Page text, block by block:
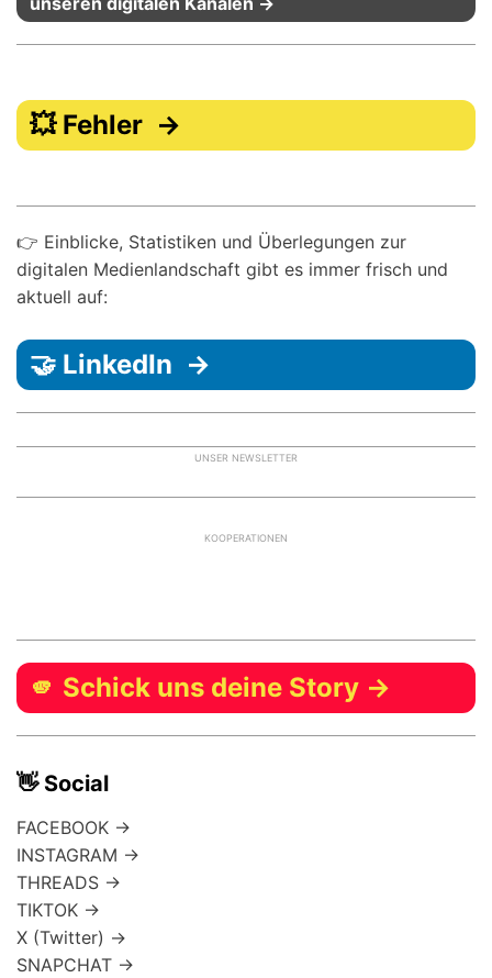
💥 Fehler →
👉 Einblicke, Statistiken und Überlegungen zur
digitalen Medienlandschaft gibt es immer frisch und
aktuell auf:
🤝 LinkedIn →
UNSER NEWSLETTER
KOOPERATIONEN
🫵 Schick uns deine Story →
👋 Social
FACEBOOK →
INSTAGRAM →
THREADS →
TIKTOK →
X (Twitter) →
SNAPCHAT →